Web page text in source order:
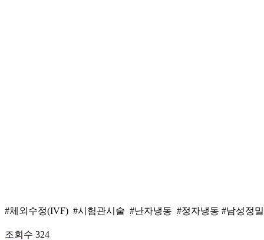
#체외수정(IVF) #시험관시술 #난자냉동 #정자냉동 #남성정
조회수 324